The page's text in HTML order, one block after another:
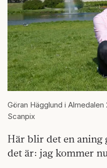
Göran Hägglund i
Scanpix
Här blir det en aning
det är: jag kommer